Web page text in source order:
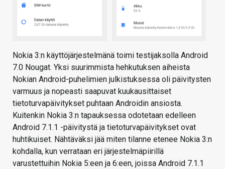
Nokia 3:n käyttöjärjestelmänä toimi testijaksolla Android
7.0 Nougat. Yksi suurimmista hehkutuksen aiheista
Nokian Android-puhelimien julkistuksessa oli päivitysten
varmuus ja nopeasti saapuvat kuukausittaiset
tietoturvapäivitykset puhtaan Androidin ansiosta.
Kuitenkin Nokia 3:n tapauksessa odotetaan edelleen
Android 7.1.1 -päivitystä ja tietoturvapäivitykset ovat
huhtikuiset. Nähtäväksi jää miten tilanne etenee Nokia 3:n
kohdalla, kun verrataan eri järjestelmäpiirillä
varustettuihin Nokia 5:een ja 6:een, joissa Android 7.1.1